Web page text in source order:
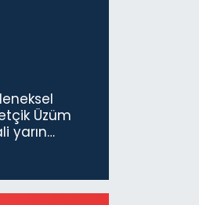
Üzüm
yarın